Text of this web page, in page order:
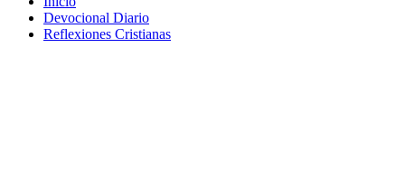
Devocional Diario
Reflexiones Cristianas